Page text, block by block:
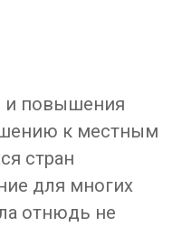
и повышения
к местным
стран
для многих
отнюдь не